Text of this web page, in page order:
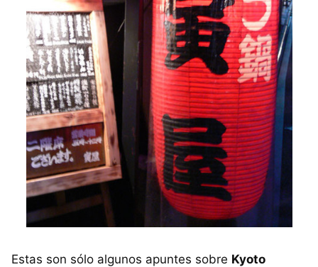
Estas son sólo algunos apuntes sobre Kyoto